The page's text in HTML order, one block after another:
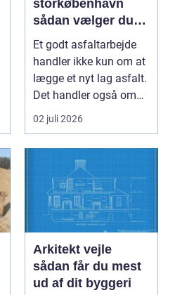
storkøbenhavn
sådan vælger du
den rette
samarbejdspartner
Et godt asfaltarbejde
handler ikke kun om at
lægge et nyt lag asfalt.
Det handler også om
planlægnin...
02 juli 2026
Arkitekt vejle
sådan får du mest
ud af dit byggeri